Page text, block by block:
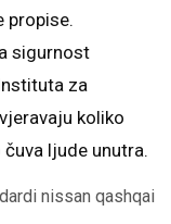
propise.
sigurnost
za
koliko
ljude unutra.